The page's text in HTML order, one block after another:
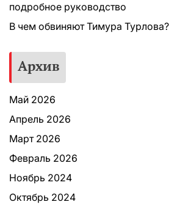
подробное руководство
В чем обвиняют Тимура Турлова?
Архив
Май 2026
Апрель 2026
Март 2026
Февраль 2026
Ноябрь 2024
Октябрь 2024